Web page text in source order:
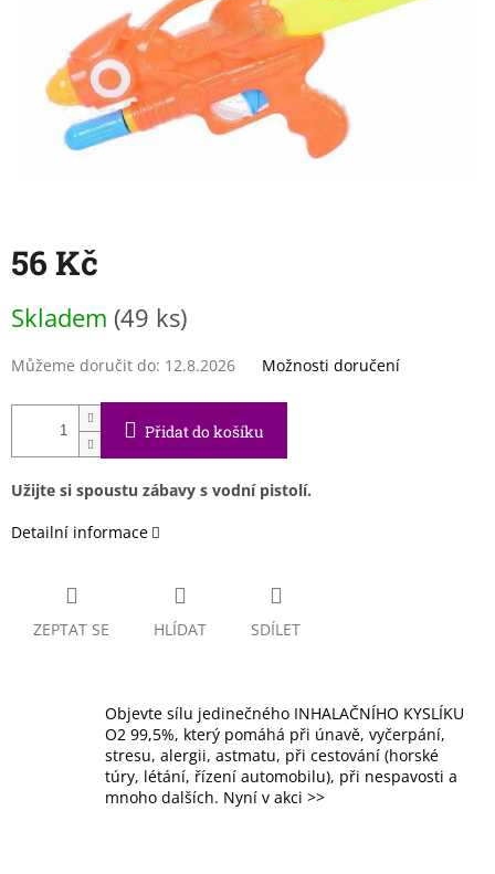
56 Kč
cena:
Skladem (49 ks)
Můžeme doručit do: 12.8.2026 Možnosti doručení
Přidat do košíku
Užijte si spoustu zábavy s vodní pistolí.
Detailní informace
ZEPTAT SE HLÍDAT SDÍLET
Objevte sílu jedinečného INHALAČNÍHO KYSLÍKU
O2 99,5%, který pomáhá při únavě, vyčerpání,
stresu, alergii, astmatu, při cestování (horské
túry, létání, řízení automobilu), při nespavosti a
mnoho dalších. Nyní v akci >>